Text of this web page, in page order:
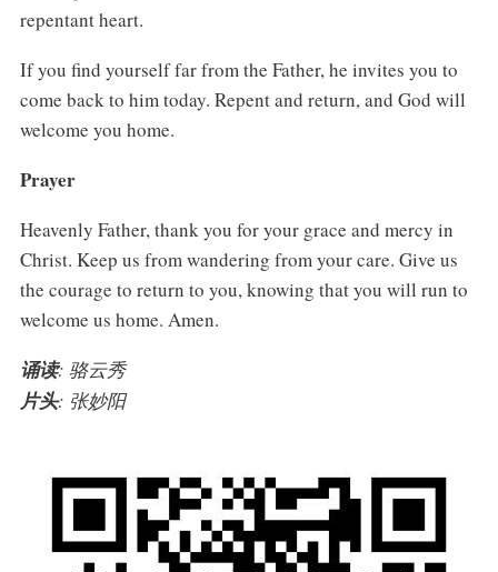
repentant heart.
If you find yourself far from the Father, he invites you to
come back to him today. Repent and return, and God will
welcome you home.
Prayer
Heavenly Father, thank you for your grace and mercy in
Christ. Keep us from wandering from your care. Give us
the courage to return to you, knowing that you will run to
welcome us home. Amen.
诵读: 骆云秀
片头: 张妙阳